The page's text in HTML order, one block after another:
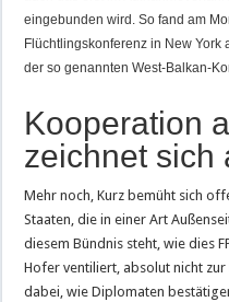
eingebunden wird. So fand am
Flüchtlingskonferenz in New
der so genannten West-Balkan-
Kooperation
zeichnet sich
Mehr noch, Kurz bemüht sich
Staaten, die in einer Art
diesem Bündnis steht, wie dies
Hofer ventiliert, absolut nicht
dabei, wie Diplomaten